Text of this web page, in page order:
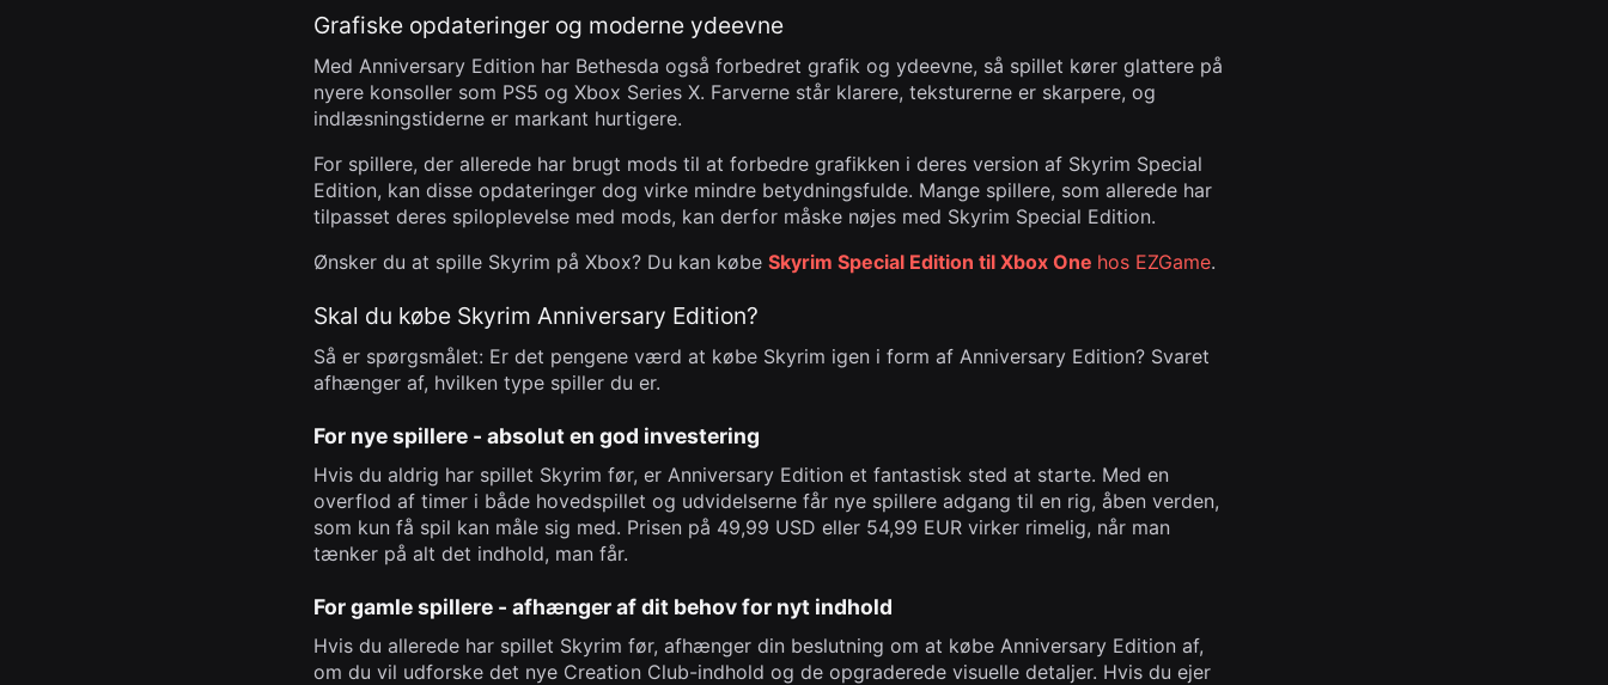
Grafiske opdateringer og moderne ydeevne
Med Anniversary Edition har Bethesda også forbedret grafik og ydeevne, så spillet kører glattere på
nyere konsoller som PS5 og Xbox Series X. Farverne står klarere, teksturerne er skarpere, og
indlæsningstiderne er markant hurtigere.
For spillere, der allerede har brugt mods til at forbedre grafikken i deres version af Skyrim Special
Edition, kan disse opdateringer dog virke mindre betydningsfulde. Mange spillere, som allerede har
tilpasset deres spiloplevelse med mods, kan derfor måske nøjes med Skyrim Special Edition.
Ønsker du at spille Skyrim på Xbox? Du kan købe Skyrim Special Edition til Xbox One hos EZGame.
Skal du købe Skyrim Anniversary Edition?
Så er spørgsmålet: Er det pengene værd at købe Skyrim igen i form af Anniversary Edition? Svaret
afhænger af, hvilken type spiller du er.
For nye spillere - absolut en god investering
Hvis du aldrig har spillet Skyrim før, er Anniversary Edition et fantastisk sted at starte. Med en
overflod af timer i både hovedspillet og udvidelserne får nye spillere adgang til en rig, åben verden,
som kun få spil kan måle sig med. Prisen på 49,99 USD eller 54,99 EUR virker rimelig, når man
tænker på alt det indhold, man får.
For gamle spillere - afhænger af dit behov for nyt indhold
Hvis du allerede har spillet Skyrim før, afhænger din beslutning om at købe Anniversary Edition af,
om du vil udforske det nye Creation Club-indhold og de opgraderede visuelle detaljer. Hvis du ejer